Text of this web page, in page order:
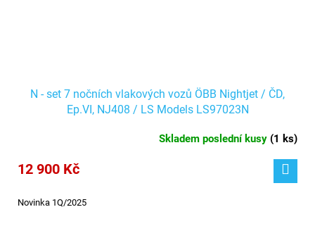
N - set 7 nočních vlakových vozů ÖBB Nightjet / ČD,
Ep.VI, NJ408 / LS Models LS97023N
Skladem poslední kusy (1 ks)
12 900 Kč
Novinka 1Q/2025